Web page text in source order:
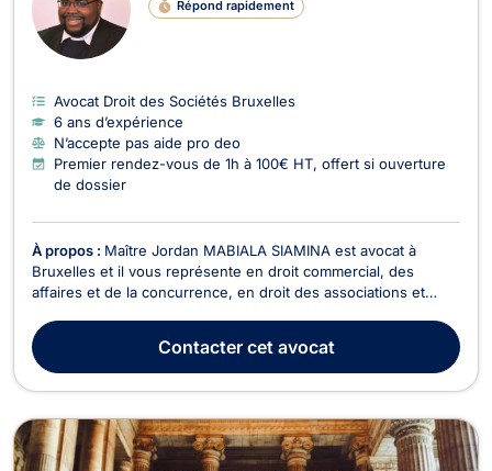
Répond rapidement
Avocat Droit des Sociétés Bruxelles
6 ans d’expérience
N’accepte pas aide pro deo
Premier rendez-vous de 1h à 100€ HT, offert si ouverture
de dossier
À propos : Maître Jordan MABIALA SIAMINA est avocat à
Bruxelles et il vous représente en droit commercial, des
affaires et de la concurrence, en droit des associations et
Jordan MABIALA SIAMINA intervient en droit commercial, des
affaires et de la concurrence pour les dos...
Contactercet avocat